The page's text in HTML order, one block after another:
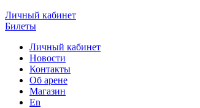
Личный кабинет
Билеты
Личный кабинет
Новости
Контакты
Об арене
Магазин
En